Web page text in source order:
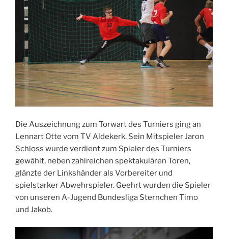
Die Auszeichnung zum Torwart des Turniers ging an
Lennart Otte vom TV Aldekerk. Sein Mitspieler Jaron
Schloss wurde verdient zum Spieler des Turniers
gewählt, neben zahlreichen spektakulären Toren,
glänzte der Linkshänder als Vorbereiter und
spielstarker Abwehrspieler. Geehrt wurden die Spieler
von unseren A-Jugend Bundesliga Sternchen Timo
und Jakob.